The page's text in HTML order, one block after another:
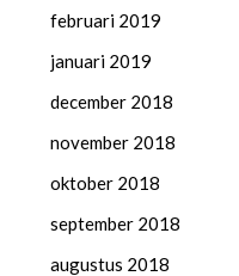
februari 2019
januari 2019
december 2018
november 2018
oktober 2018
september 2018
augustus 2018